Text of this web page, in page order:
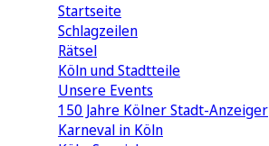
Startseite
Schlagzeilen
Rätsel
Köln und Stadtteile
Unsere Events
150 Jahre Kölner Stadt-Anzeiger
Karneval in Köln